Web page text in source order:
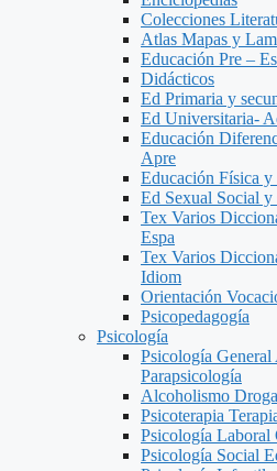
Colecciones
Atlas Mapas y
Educación Pre –
Didácticos
Ed Primaria y
Ed Universitaria-
Educación
Apre
Educación Física y
Ed Sexual Social y
Tex Varios
Espa
Tex Varios
Idiom
Orientación
Psicopedagogía
Psicología
Psicología
Parapsicología
Alcoholismo
Psicoterapia
Psicología Laboral
Psicología Social